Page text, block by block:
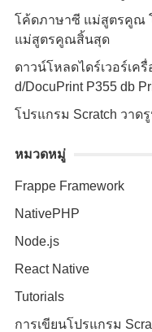
โค้ดภาษาซี แม่สูตรคูณ
แม่สูตรคูณสิ้นสุด
ดาวน์โหลดไดร์เวอร์เค
d/DocuPrint P355 db
โปรแกรม Scratch วาด
หมวดหมู่
Frappe Framework
NativePHP
Node.js
React Native
Tutorials
การเขียนโปรแกรม